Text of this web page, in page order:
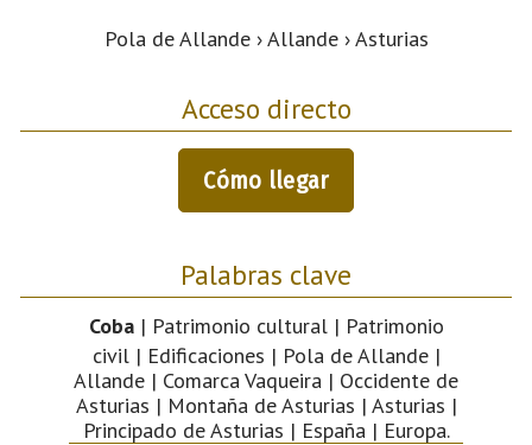
Pola de Allande › Allande › Asturias
Acceso directo
Cómo llegar
Palabras clave
Coba| Patrimonio cultural | Patrimonio
civil | Edificaciones | Pola de Allande |
Allande | Comarca Vaqueira | Occidente de
Asturias | Montaña de Asturias | Asturias |
Principado de Asturias | España | Europa.